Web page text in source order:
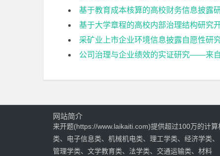
基于教育成本核算的高校财务信息披露
基于大学章程的高校内部治理结构研究
采矿业上市企业环境信息披露自愿性研
公司治理与企业绩效的实证研究——来
网站简介
来开题(https://www.laikaiti.com)提供超过100万的计算
类、电子信息类、机械机电类、理工学类、经济学类、
管理学类、文学教育类、法学类、交通运输类、材料